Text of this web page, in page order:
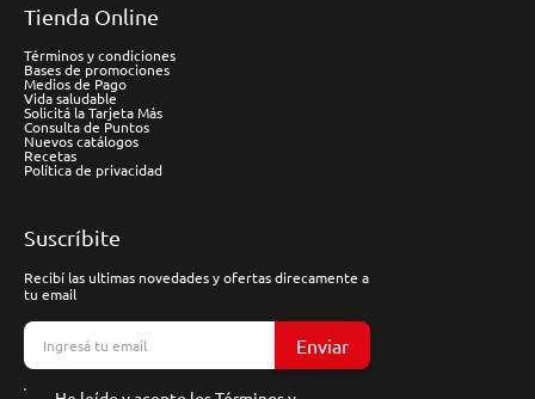
Tienda Online
Términos y condiciones
Bases de promociones
Medios de Pago
Vida saludable
Solicitá la Tarjeta Más
Consulta de Puntos
Nuevos catálogos
Recetas
Política de privacidad
Suscríbite
Recibí las ultimas novedades y ofertas direcamente a
tu email
Enviar